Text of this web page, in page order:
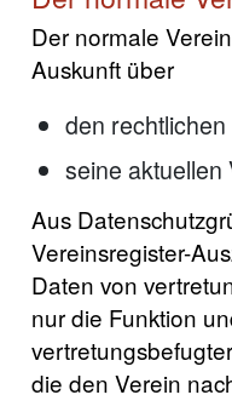
Der normale
Auskunft über
den
seine aktuellen
Aus
Vereinsregister-
Daten von
nur die Funktion
die den Verein